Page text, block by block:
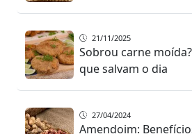
21/11/2025
Sobrou carne
que salvam o dia
27/04/2024
Amendoim: